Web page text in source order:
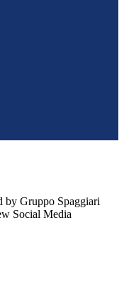
by Gruppo Spaggiari
Social Media